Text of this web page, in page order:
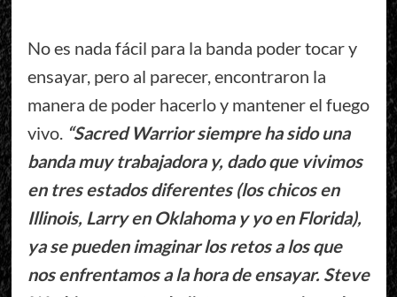
No es nada fácil para la banda poder tocar y
ensayar, pero al parecer, encontraron la
manera de poder hacerlo y mantener el fuego
vivo. “Sacred Warrior siempre ha sido una
banda muy trabajadora y, dado que vivimos
en tres estados diferentes (los chicos en
Illinois, Larry en Oklahoma y yo en Florida),
ya se pueden imaginar los retos a los que
nos enfrentamos a la hora de ensayar. Steve